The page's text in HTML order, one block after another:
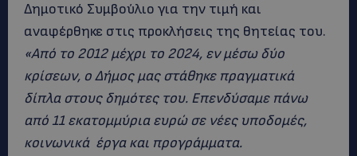
Δημοτικό Συμβούλιο για την τιμή και
αναφέρθηκε στις προκλήσεις της θητείας του.
«Από το 2012 μέχρι το 2024, εν μέσω δύο
κρίσεων, ο Δήμος μας στάθηκε πραγματικά
δίπλα στους δημότες του. Επενδύσαμε πάνω
από 11 εκατομμύρια ευρώ σε νέες υποδομές,
κοινωνικά έργα και προγράμματα.